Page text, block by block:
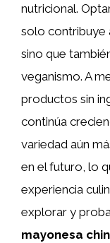
nutricional.
solo contribuye
sino que
veganismo. A
productos sin
continúa
variedad aún
en el futuro, lo
experiencia
explorar y
mayonesa